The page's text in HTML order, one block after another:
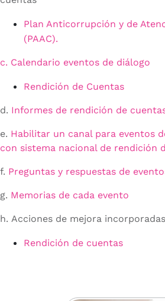
Plan Anticorrupción y de
(PAAC).
c. Calendario eventos de diálogo
Rendición de Cuentas
d. Informes de rendición de
e. Habilitar un canal para eventos
con sistema nacional de rendición
f. Preguntas y respuestas de
g. Memorias de cada evento
h. Acciones de mejora
Rendición de cuentas